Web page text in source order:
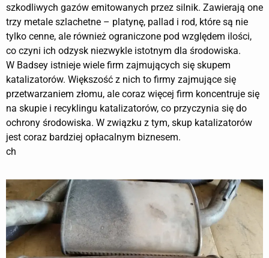
szkodliwych gazów emitowanych przez silnik. Zawierają one
trzy metale szlachetne – platynę, pallad i rod, które są nie
tylko cenne, ale również ograniczone pod względem ilości,
co czyni ich odzysk niezwykle istotnym dla środowiska.
W Badsey istnieje wiele firm zajmujących się skupem
katalizatorów. Większość z nich to firmy zajmujące się
przetwarzaniem złomu, ale coraz więcej firm koncentruje się
na skupie i recyklingu katalizatorów, co przyczynia się do
ochrony środowiska. W związku z tym, skup katalizatorów
jest coraz bardziej opłacalnym biznesem.
ch